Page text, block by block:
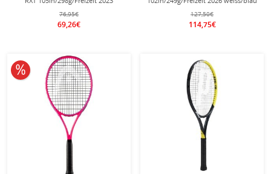
limegrün Freizeit - besaitet -
76,95€
69,26€
- besaitet -
127,50€
114,75€
10% reduziert